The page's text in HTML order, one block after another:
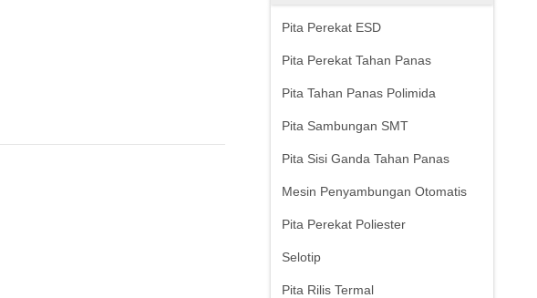
Pita Perekat ESD
Pita Perekat Tahan Panas
Pita Tahan Panas Polimida
Pita Sambungan SMT
Pita Sisi Ganda Tahan Panas
Mesin Penyambungan Otomatis
Pita Perekat Poliester
Selotip
Pita Rilis Termal